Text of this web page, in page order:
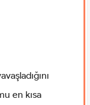
en kısa